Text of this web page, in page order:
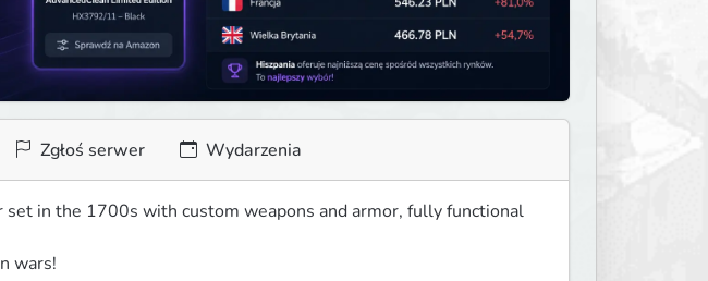
Zgłoś serwer Wydarzenia
in the 1700s with custom weapons and armor, fully functional
wars!